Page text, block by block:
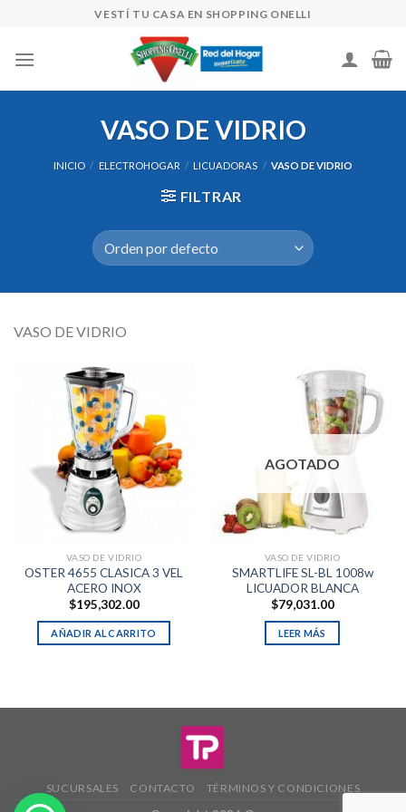
content
VESTÍ TU CASA EN SHOPPING ONELLI
VASO DE VIDRIO
INICIO / ELECTROHOGAR / LICUADORAS / VASO DE VIDRIO
FILTRAR
VASO DE VIDRIO
VASO DE VIDRIO
OSTER 4655 CLASICA 3 VEL
ACERO INOX
$195,302.00
AÑADIR AL CARRITO
AGOTADO
VASO DE VIDRIO
SMARTLIFE SL-BL 1008w
LICUADOR BLANCA
$79,031.00
LEER MÁS
SUCURSALES CONTACTO TÉRMINOS Y CONDICIONES